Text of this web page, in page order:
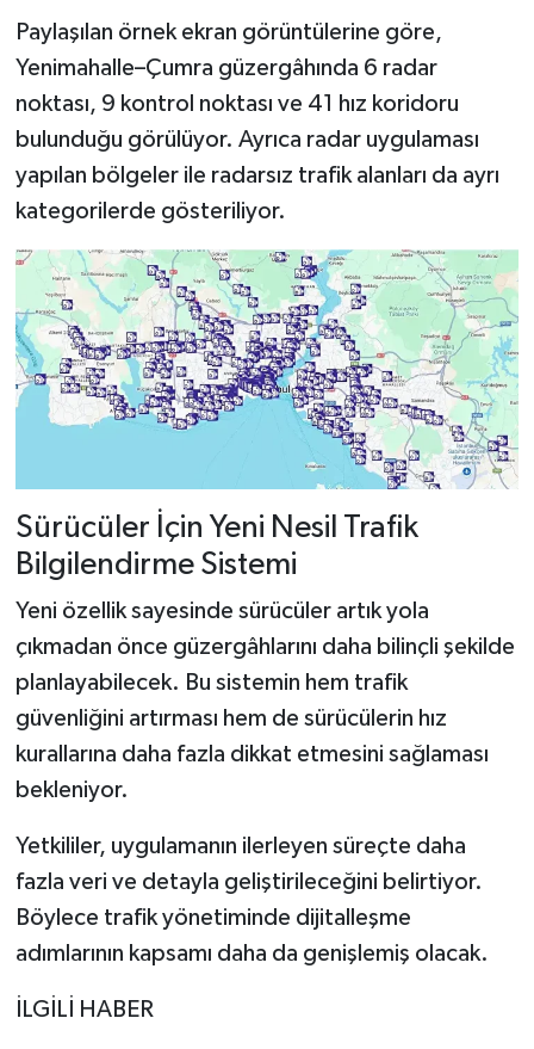
Paylaşılan örnek ekran görüntülerine göre,
Yenimahalle–Çumra güzergâhında 6 radar
noktası, 9 kontrol noktası ve 41 hız koridoru
bulunduğu görülüyor. Ayrıca radar uygulaması
yapılan bölgeler ile radarsız trafik alanları da ayrı
kategorilerde gösteriliyor.
Sürücüler İçin Yeni Nesil Trafik
Bilgilendirme Sistemi
Yeni özellik sayesinde sürücüler artık yola
çıkmadan önce güzergâhlarını daha bilinçli şekilde
planlayabilecek. Bu sistemin hem trafik
güvenliğini artırması hem de sürücülerin hız
kurallarına daha fazla dikkat etmesini sağlaması
bekleniyor.
Yetkililer, uygulamanın ilerleyen süreçte daha
fazla veri ve detayla geliştirileceğini belirtiyor.
Böylece trafik yönetiminde dijitalleşme
adımlarının kapsamı daha da genişlemiş olacak.
İLGİLİ HABER